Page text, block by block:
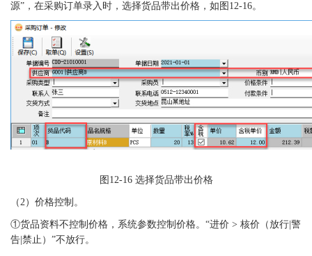
源”，在采购订单录入时，选择货品带出价格，如图12-16。
图 12-16 选择货品带出价格
（2）价格控制。
①货品资料不控制价格，系统参数控制价格。“进价 > 核价（放行|警
告|禁止） ”不放行。